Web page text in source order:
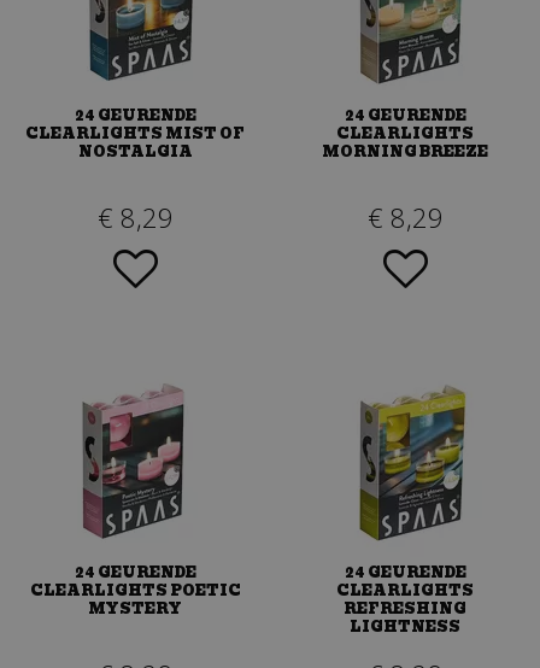
24 GEURENDE
CLEARLIGHTS MIST OF
NOSTALGIA
€ 8,29
24 GEURENDE
CLEARLIGHTS
MORNING BREEZE
€ 8,29
24 GEURENDE
CLEARLIGHTS POETIC
MYSTERY
24 GEURENDE
CLEARLIGHTS
REFRESHING
LIGHTNESS